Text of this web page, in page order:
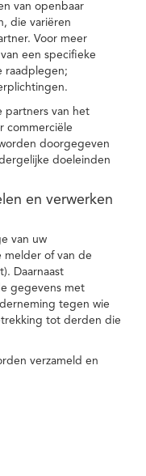
van openbaar
die variëren
Voor meer
een specifieke
raadplegen;
partners van het
commerciële
doorgegeven
doeleinden
en verwerken
van uw
melder of van de
Daarnaast
gegevens met
tegen wie
tot derden die
verzameld en